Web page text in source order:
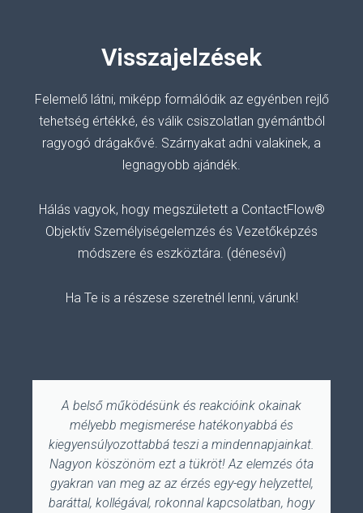
Visszajelzések
Felemelőlátni, miképp formálódik az egyénben rejlő
tehetség értékké, és válik csiszolatlan gyémántból
ragyogó drágakővé. Szárnyakat adni valakinek, a
legnagyobb ajándék.
Hálás vagyok, hogy megszületett a ContactFlow®
Objektív Személyiségelemzés és Vezetőképzés
módszere és eszköztára. (dénesévi)
Ha Te is a részese szeretnél lenni, várunk!
A belső működésünk és reakcióink okainak
mélyebb megismerése hatékonyabbá és
kiegyensúlyozottabbá teszi a mindennapjainkat.
Nagyon köszönöm ezt a tükröt! Az elemzés óta
gyakran van meg az az érzés egy-egy helyzettel,
baráttal, kollégával, rokonnal kapcsolatban, hogy